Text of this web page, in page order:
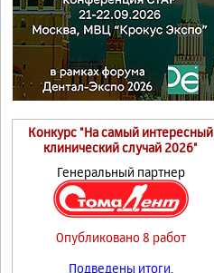
Конкурс "На самый интересный
клинический случай 2026"
Генеральный партнер
Опубликовано 8 работ
Подведены итоги.